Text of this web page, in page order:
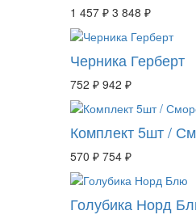
1 457 ₽ 3 848 ₽
Черника Герберт
752 ₽ 942 ₽
Комплект 5шт /
570 ₽ 754 ₽
Голубика Норд